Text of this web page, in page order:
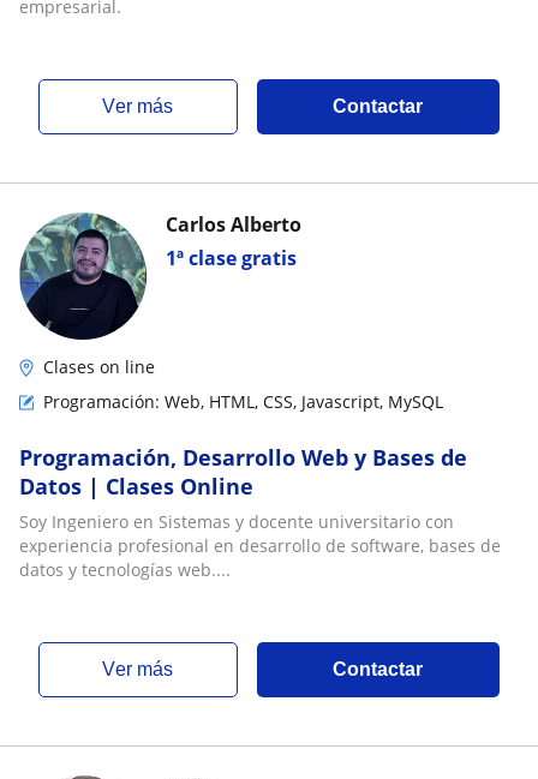
empresarial.
ver más Contactar
1ª clase gratis
Carlos Alberto
Clases on line
Programación: Web, HTML, CSS, Javascript, MySQL
Programación, Desarrollo Web y Bases de
Datos | Clases Online
Soy Ingeniero en Sistemas y docente universitario con
experiencia profesional en desarrollo de software, bases de
datos y tecnologías web....
ver más Contactar